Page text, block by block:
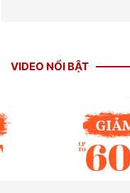
VIDEO NỔI BẬT